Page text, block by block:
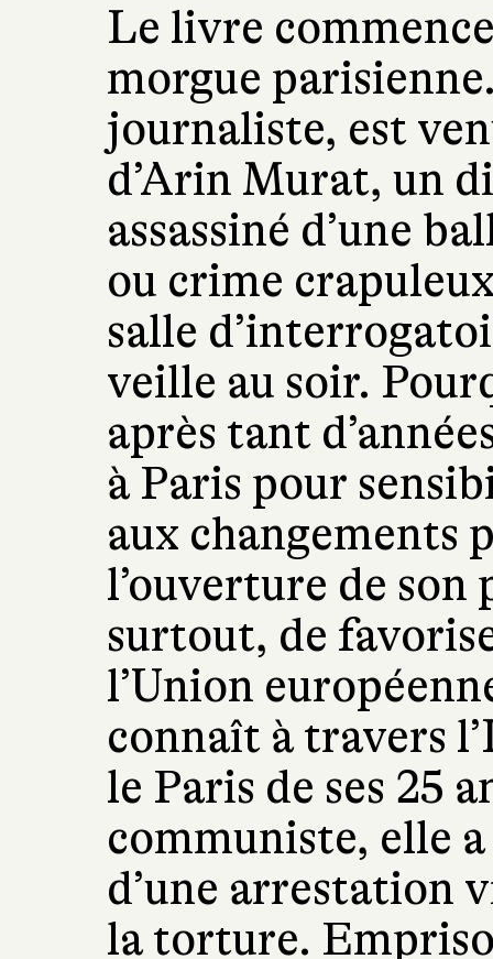
Le livre
morgue
journaliste, est
d’Arin Murat, un
assassiné d’une
ou crime
salle
veille au soir.
après tant
à Paris pour
aux changements
l’ouverture de son
surtout, de
l’Union
connaît à travers
le Paris de ses 25
communiste, elle
d’une arrestation
la torture.